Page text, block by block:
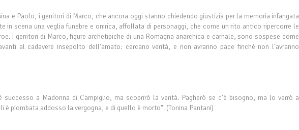
e Paolo, i genitori di Marco, che ancora oggi stanno chiedendo giustizia per la memoria infangata
in scena una veglia funebre e onirica, affollata di personaggi, che come un rito antico ripercorre le
I genitori di Marco, figure archetipiche di una Romagna anarchica e carnale, sono sospese come
al cadavere insepolto dell'amato: cercano verità, e non avranno pace finché non l'avranno
a Madonna di Campiglio, ma scoprirò la verità. Pagherò se c'è bisogno, ma lo verrò a
è piombata addosso la vergogna, e di quello è morto". (Tonina Pantani)